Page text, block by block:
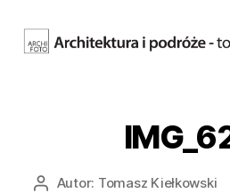
AutorAutor: Tomasz Kiełkowski